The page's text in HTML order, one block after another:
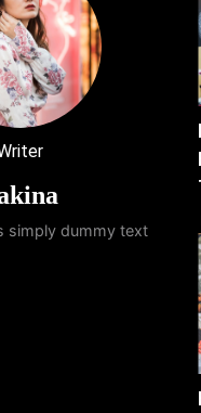
simply dummy text